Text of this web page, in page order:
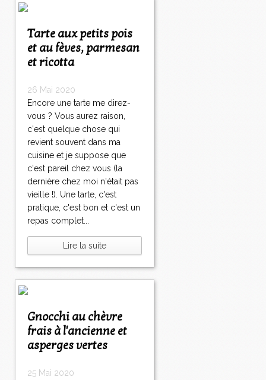
Tarte aux petits pois
et au fèves, parmesan
et ricotta
26 Mai 2020
Encore une tarte me direz-
vous ? Vous aurez raison,
c'est quelque chose qui
revient souvent dans ma
cuisine et je suppose que
c'est pareil chez vous (la
dernière chez moi n'était pas
vieille !). Une tarte, c'est
pratique, c'est bon et c'est un
repas complet...
Lire la suite
Gnocchi au chèvre
frais à l'ancienne et
asperges vertes
25 Mai 2020